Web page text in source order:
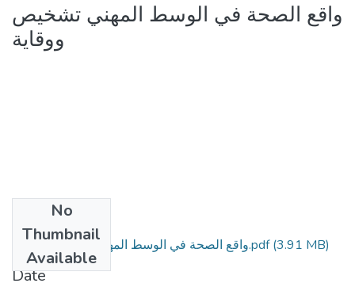
واقع الصحة في الوسط المهني تشخيص
ووقاية
No
Thumbnail
Available
واقع الصحة في الوسط المهني تشخيص ووقاية.pdf(3.91 MB)
Date